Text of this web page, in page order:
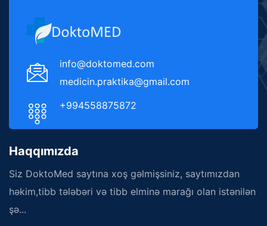
info@doktomed.com
medicin.praktika@gmail.com
+994558875872
Haqqımızda
Siz DoktoMed saytına xoş gəlmişsiniz, saytımızdan
həkim,tibb tələbəri və tibb elminə marağı olan istənilən
şə...